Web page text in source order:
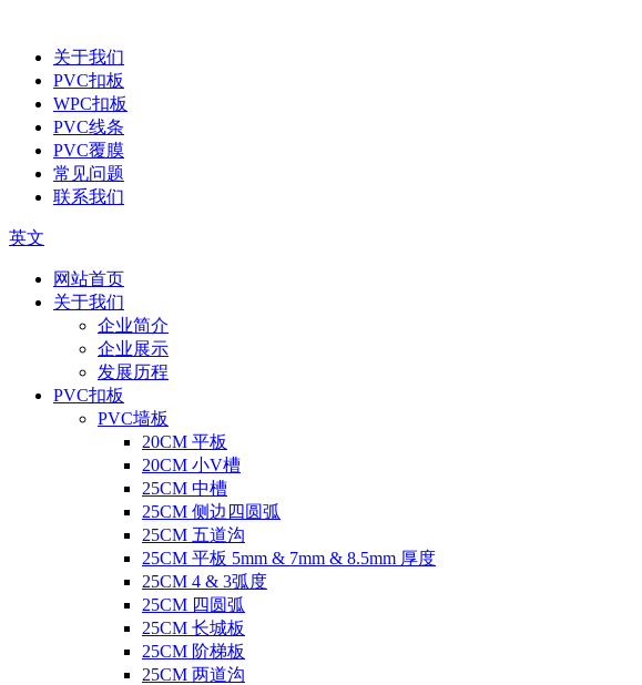
关于我们
PVC扣板
WPC扣板
PVC线条
PVC覆膜
常见问题
联系我们
英文
网站首页
关于我们
企业简介
企业展示
发展历程
PVC扣板
PVC墙板
20CM 平板
20CM 小V槽
25CM 中槽
25CM 侧边四圆弧
25CM 五道沟
25CM 平板 5mm & 7mm & 8.5mm 厚度
25CM 4 & 3弧度
25CM 四圆弧
25CM 长城板
25CM 阶梯板
25CM 两道沟